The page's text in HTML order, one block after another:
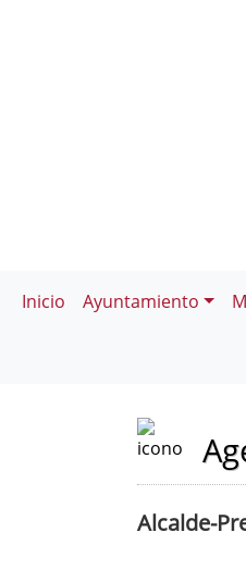
Inicio Ayuntamiento
Alcalde-